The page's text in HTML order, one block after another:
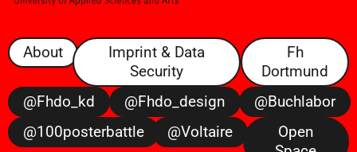
About
Imprint & Data
Security
Fh
Dortmund
@fhdo_kd
@fhdo_design
@buchlabor
@100posterbattle
@voltaire
Open